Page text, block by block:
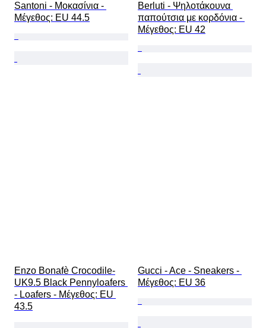
Santoni - Μοκασίνια -
Mέγεθος: EU 44.5
Berluti - Ψηλοτάκουνα
παπούτσια με κορδόνια -
Mέγεθος: EU 42
Enzo Bonafè Crocodile-
UK9.5 Black Pennyloafers
- Loafers - Mέγεθος: EU
43.5
Gucci - Ace - Sneakers -
Mέγεθος: EU 36